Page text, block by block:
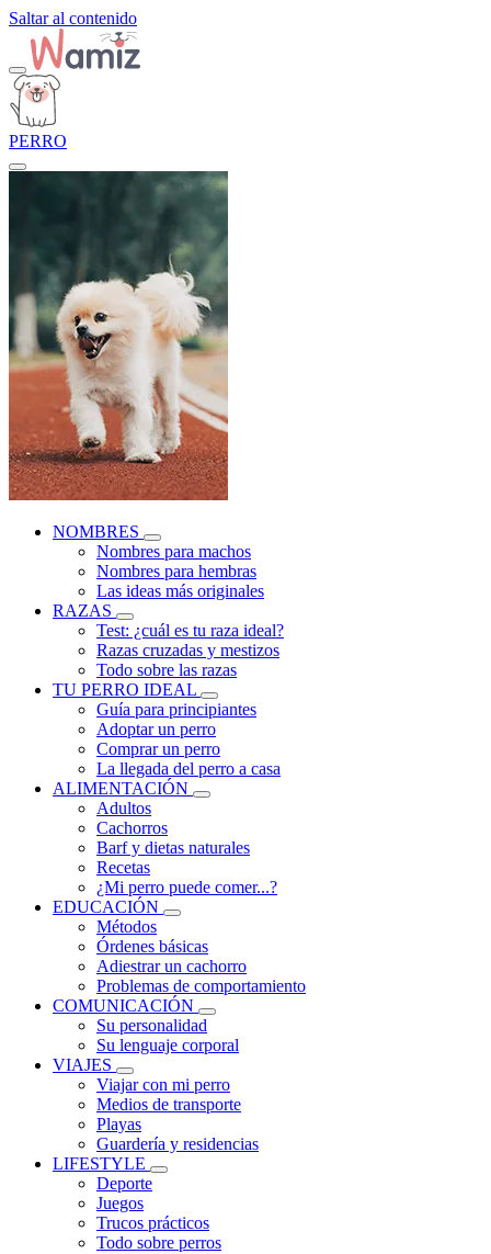
Saltar al contenido
PERRO
NOMBRES
Nombres para machos
Nombres para hembras
Las ideas más originales
RAZAS
Test: ¿cuál es tu raza ideal?
Razas cruzadas y mestizos
Todo sobre las razas
TU PERRO IDEAL
Guía para principiantes
Adoptar un perro
Comprar un perro
La llegada del perro a casa
ALIMENTACIÓN
Adultos
Cachorros
Barf y dietas naturales
Recetas
¿Mi perro puede comer...?
EDUCACIÓN
Métodos
Órdenes básicas
Adiestrar un cachorro
Problemas de comportamiento
COMUNICACIÓN
Su personalidad
Su lenguaje corporal
VIAJES
Viajar con mi perro
Medios de transporte
Playas
Guardería y residencias
LIFESTYLE
Deporte
Juegos
Trucos prácticos
Todo sobre perros